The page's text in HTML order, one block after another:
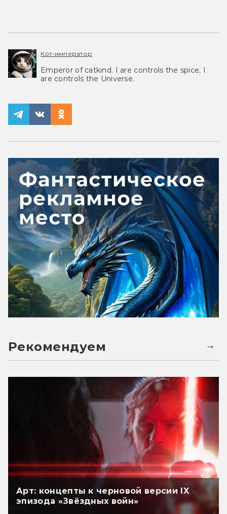
Кот-император
Emperor of catkind. I are controls the spice, I
are controls the Universe.
Рекомендуем
Арт: концепты к черновой версии IX
эпизода «Звёздных войн»